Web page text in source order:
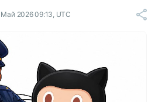
2026 09:13, UTC